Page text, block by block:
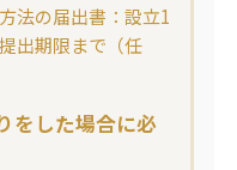
法の届出書：設立1
出期限まで（任
をした場合に必